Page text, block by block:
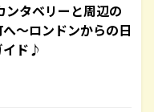
ンタベリーと周辺の
～ロンドンからの日
イド♪